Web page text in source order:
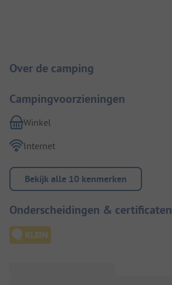
Over de camping
Campingvoorzieningen
Winkel
Internet
Bekijk alle 10 kenmerken
Onderscheidingen & certificaten